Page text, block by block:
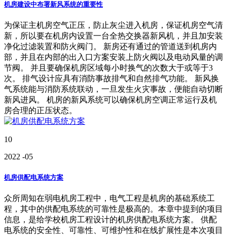
机房建设中布署新风系统的重要性
为保证主机房空气正压，防止灰尘进入机房，保证机房空气清
新，所以要在机房内设置一台全热交换器新风机，并且加安装
净化过滤装置和防火阀门。 新房还有通过的管道送到机房内
部，并且在内部的出入口方案安装上防火阀以及电动风量的调
节阀。 并且要确保机房区域每小时换气的次数大于或等于3
次。 排气设计应具有消防事故排气和自然排气功能。 新风换
气系统能与消防系统联动，一旦发生火灾事故，便能自动切断
新风进风。 机房的新风系统可以确保机房空调正常运行及机
房合理的正压状态。
10
2022 -05
机房供配电系统方案
众所周知在弱电机房工程中，电气工程是机房的基础系统工
程，其中的供配电系统的可靠性是极高的。本章中提到的项目
信息，是给学校机房工程设计的机房供配电系统方案。 供配
电系统的安全性、可靠性、可维护性和在线扩展性是本次项目